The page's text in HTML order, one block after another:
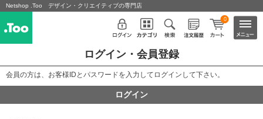
Netshop .Too デザイン・クリエイティブの専門店
0
ログイン・会員登録
会員の方は、お客様IDとパスワードを入力してログインして下さい。
ログイン